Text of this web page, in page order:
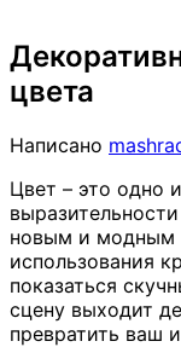
цвета
Написано
Цвет – это одно
новым и модным
использования
показаться
сцену выходит
превратить ваш